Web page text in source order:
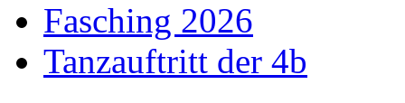
Fasching 2026
Tanzauftritt der 4b